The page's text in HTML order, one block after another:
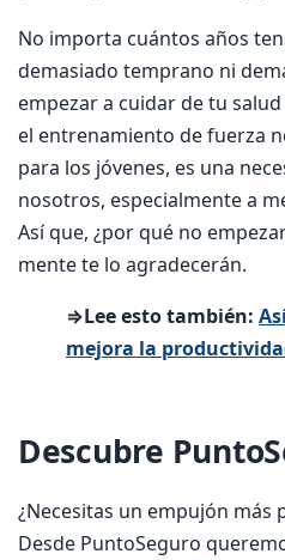
No importa cuántos años
demasiado temprano ni
empezar a cuidar de tu
el entrenamiento de fuerza
para los jóvenes, es una
nosotros, especialmente a
Así que, ¿por qué no
mente te lo agradecerán.
⇒Lee esto también:
mejora la
Descubre
¿Necesitas un empujón más
Desde PuntoSeguro